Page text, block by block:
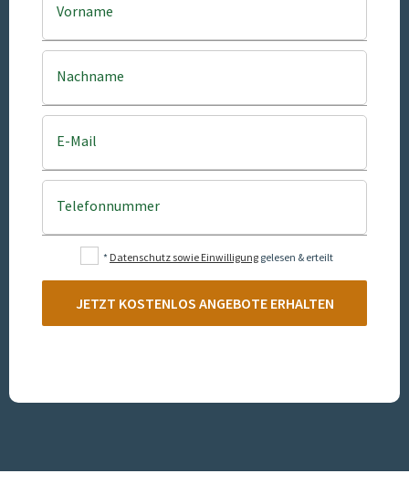
Vorname
Nachname
E-Mail
Telefonnummer
* Datenschutz sowie Einwilligung gelesen & erteilt
JETZT KOSTENLOS ANGEBOTE ERHALTEN